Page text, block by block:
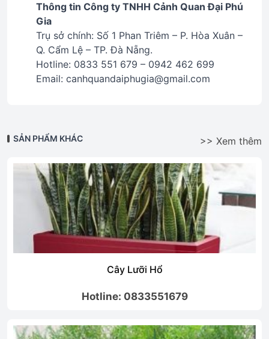
Thông tin Công ty TNHH Cảnh Quan Đại Phú
Gia
Trụ sở chính: Số 1 Phan Triêm – P. Hòa Xuân –
Q. Cẩm Lệ – TP. Đà Nẵng.
Hotline: 0833 551 679 – 0942 462 699
Email: canhquandaiphugia@gmail.com
SẢN PHẨM KHÁC >> Xem thêm
Cây Lưỡi Hổ
Hotline: 0833551679